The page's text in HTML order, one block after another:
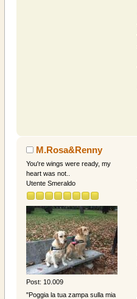
M.Rosa&Renny
You're wings were ready, my
heart was not..
Utente Smeraldo
Post: 10.009
"Poggia la tua zampa sulla mia